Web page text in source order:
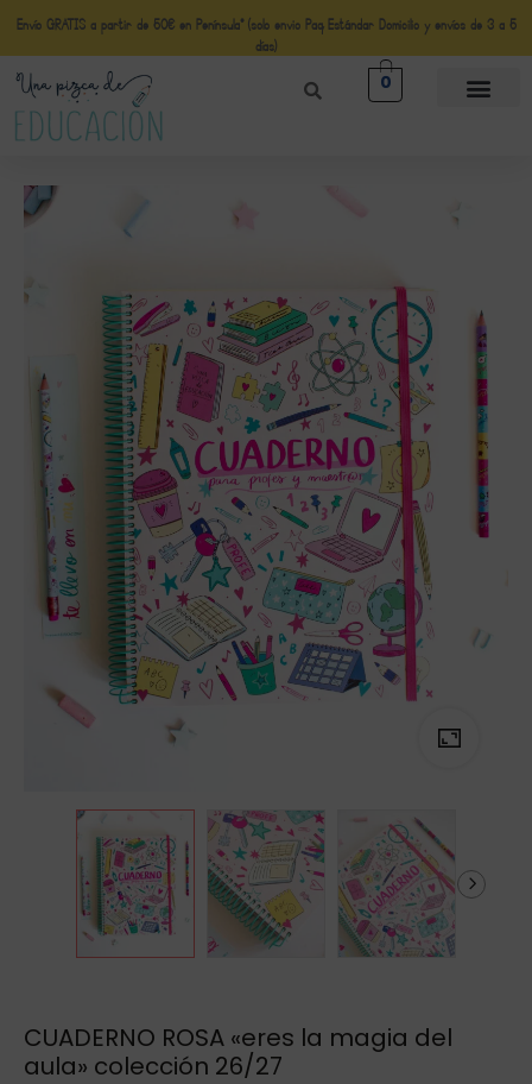
Envío GRATIS a partir de 50€ en Península* (solo envio Paq Estándar Domicilio y envíos de 3 a 5
días)
0
CUADERNO ROSA «eres la magia del
aula» colección 26/27